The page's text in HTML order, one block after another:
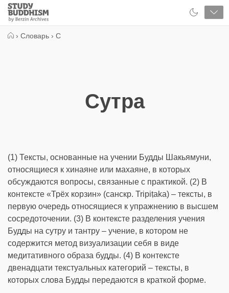
Close
Study
Buddhism
› Словарь › С
Сутра
(1) Тексты, основанные на учении Будды Шакьямуни,
относящиеся к хинаяне или махаяне, в которых
обсуждаются вопросы, связанные с практикой. (2) В
контексте «Трёх корзин» (санскр. Tripiṭaka) – тексты, в
первую очередь относящиеся к упражнению в высшем
сосредоточении. (3) В контексте разделения учения
Будды на сутру и тантру – учение, в котором не
содержится метод визуализации себя в виде
медитативного образа будды. (4) В контексте
двенадцати текстуальных категорий – тексты, в
которых слова Будды передаются в краткой форме.